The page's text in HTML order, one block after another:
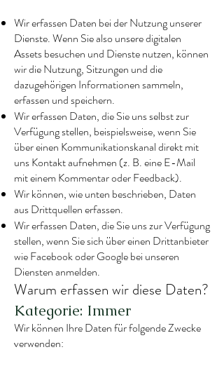
Wir erfassen Daten bei der Nutzung unserer
Dienste. Wenn Sie also unsere digitalen
Assets besuchen und Dienste nutzen, können
wir die Nutzung, Sitzungen und die
dazugehörigen Informationen sammeln,
erfassen und speichern.
Wir erfassen Daten, die Sie uns selbst zur
Verfügung stellen, beispielsweise, wenn Sie
über einen Kommunikationskanal direkt mit
uns Kontakt aufnehmen (z. B. eine E-Mail
mit einem Kommentar oder Feedback).
Wir können, wie unten beschrieben, Daten
aus Drittquellen erfassen.
Wir erfassen Daten, die Sie uns zur Verfügung
stellen, wenn Sie sich über einen Drittanbieter
wie Facebook oder Google bei unseren
Diensten anmelden.
Warum erfassen wir diese Daten?
Kategorie: Immer
Wir können Ihre Daten für folgende Zwecke
verwenden: